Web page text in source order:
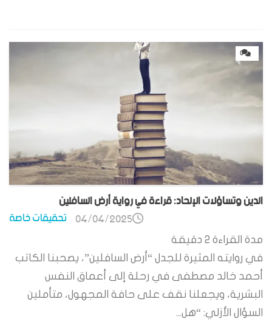
0
الدين وتساؤلات الإلحاد: قراءة في رواية أرض السافلين
تحقيقات خاصة 04/04/2025
مدة القراءة 2 دقيقة
في روايته المثيرة للجدل “أرض السافلين”، يصحبنا الكاتب
أحمد خالد مصطفى في رحلة إلى أعماق النفس
البشرية، ويجعلنا نقف على حافة المجهول، متأملين
السؤال الأزلي: “هل...